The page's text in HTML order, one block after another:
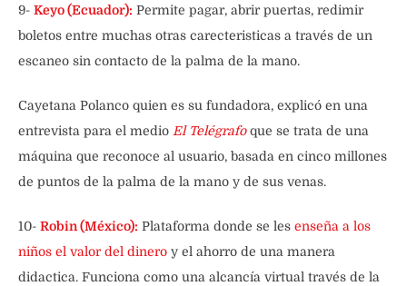
9- Keyo (Ecuador): Permite pagar, abrir puertas, redimir
boletos entre muchas otras carecteristicas a través de un
escaneo sin contacto de la palma de la mano.
Cayetana Polanco quien es su fundadora, explicó en una
entrevista para el medio El Telégrafoque se trata de una
máquina que reconoce al usuario, basada en cinco millones
de puntos de la palma de la mano y de sus venas.
10- Robin (México): Plataforma donde se les enseña a los
niños el valor del dinero y el ahorro de una manera
didactica. Funciona como una alcancía virtual través de la